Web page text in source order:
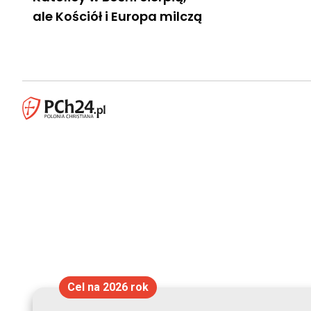
ale Kościół i Europa milczą
Cel na 2026 rok